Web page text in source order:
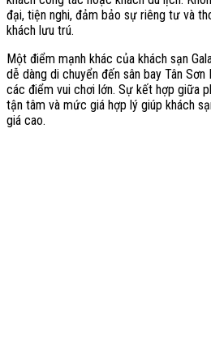
đại, tiện nghi, đảm bảo sự riêng tư và
khách lưu trú.
Một điểm mạnh khác của khách sạn
dễ dàng di chuyển đến sân bay Tân
các điểm vui chơi lớn. Sự kết hợp giữa
tận tâm và mức giá hợp lý giúp khách
giá cao.